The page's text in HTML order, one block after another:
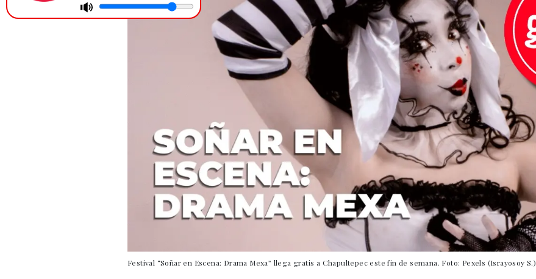
Festival “Soñar en Escena: Drama Mexa” llega gratis a Chapultepec este fin de semana. Foto: Pexels (Israyosoy S.)